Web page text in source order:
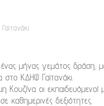
Γαϊτανάκι
μήνας γεμάτος δράση,
στο ΚΔΗΦ Γαϊτανάκι.
Κουζίνα οι εκπαιδευόμενοί
καθημερινές δεξιότητες,